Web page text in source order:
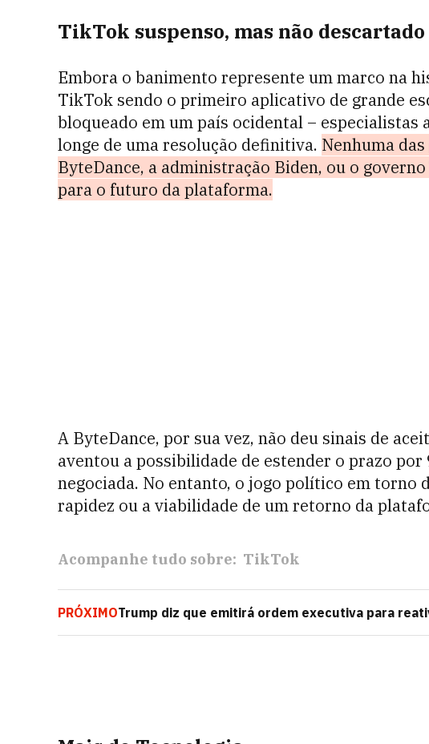
TikTok suspenso, mas não descartado
Embora o banimento represente um marco na
TikTok sendo o primeiro aplicativo de grande
bloqueado em um país ocidental – especialistas
longe de uma resolução definitiva. Nenhuma
ByteDance, a administração Biden, ou o
para o futuro da plataforma.
A ByteDance, por sua vez, não deu sinais de
aventou a possibilidade de estender o prazo
negociada. No entanto, o jogo político em torno
rapidez ou a viabilidade de um retorno da
Acompanhe tudo sobre: TikTok
PRÓXIMOTrump diz que emitirá ordem executiva para
feira